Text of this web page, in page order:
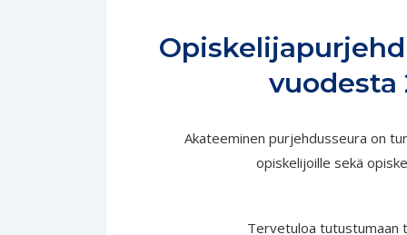
vuodesta
Akateeminen purjehdusseura on
opiskelijoille sekä
Tervetuloa tutustumaan